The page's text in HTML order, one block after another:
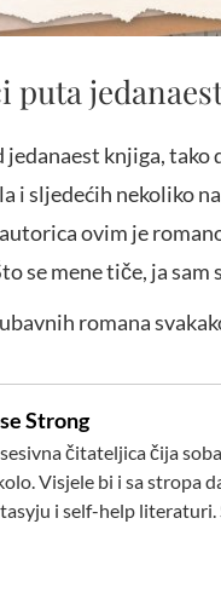
puta
jedanaest knjiga,
i sljedećih nekoliko
ovim je
se mene tiče, ja
romana
Strong
čitateljica čija
Visjele bi i sa stropa
i self-help literaturi.